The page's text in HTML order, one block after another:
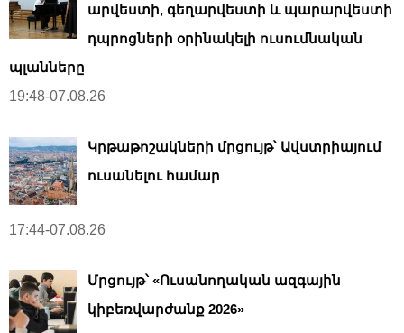
արվեստի, գեղարվեստի և պարարվեստի
դպրոցների օրինակելի ուսումնական
պլանները
19:48-07.08.26
Կրթաթոշակների մրցույթ՝ Ավստրիայում
ուսանելու համար
17:44-07.08.26
Մրցույթ՝ «Ուսանողական ազգային
կիբեռվարժանք 2026»